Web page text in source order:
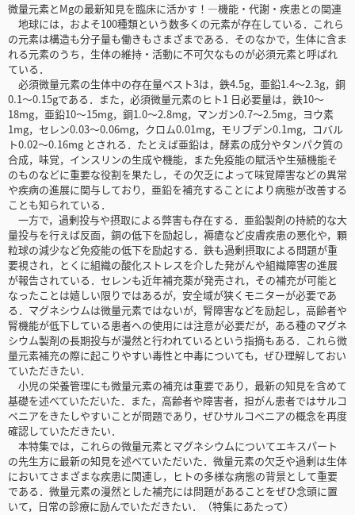
微量元素とMgの最新知見を臨床に活かす！―機能・代謝・疾患との関連
地球には，およそ100種類という数多くの元素が存在している．これら
の元素は構造も分子量も働きもさまざまである．そのなかで，生体に含ま
れる元素のうち，生体の維持・活動に不可欠なものが必須元素と呼ばれ
ている．
必須微量元素の生体中の存在量ベスト3は，鉄4.5g，亜鉛1.4～2.3g，銅
0.1～0.15gである．また，必須微量元素のヒト1 日必要量は，鉄10～
18mg，亜鉛10～15mg，銅1.0～2.8mg，マンガン0.7～2.5mg，ヨウ素
1mg，セレン0.03～0.06mg，クロム0.01mg，モリブデン0.1mg，コバル
ト0.02～0.16mg とされる．たとえば亜鉛は，酵素の成分やタンパク質の
合成，味覚，インスリンの生成や機能，また免疫能の賦活や生殖機能そ
のものなどに重要な役割を果たし，その欠乏によって味覚障害などの異常
や疾病の進展に関与しており，亜鉛を補充することにより病態が改善する
ことも知られている．
一方で，過剰投与や摂取による弊害も存在する．亜鉛製剤の持続的な大
量投与を行えば反面，銅の低下を励起し，褥瘡など皮膚疾患の悪化や，顆
粒球の減少など免疫能の低下を励起する．鉄も過剰摂取による問題が重
要視され，とくに組織の酸化ストレスを介した発がんや組織障害の進展
が報告されている．セレンも近年補充薬が発売され，その補充が可能と
なったことは嬉しい限りではあるが，安全域が狭くモニターが必要であ
る．マグネシウムは微量元素ではないが，腎障害などを励起し，高齢者や
腎機能が低下している患者への使用には注意が必要だが，ある種のマグネ
シウム製剤の長期投与が漫然と行われているという指摘もある．これら微
量元素補充の際に起こりやすい毒性と中毒についても，ぜひ理解しておい
ていただきたい．
小児の栄養管理にも微量元素の補充は重要であり，最新の知見を含めて
基礎を述べていただいた．また，高齢者や障害者，担がん患者ではサルコ
ペニアをきたしやすいことが問題であり，ぜひサルコペニアの概念を再度
確認していただきたい．
本特集では，これらの微量元素とマグネシウムについてエキスパート
の先生方に最新の知見を述べていただいた．微量元素の欠乏や過剰は生体
においてさまざまな疾患に関連し，ヒトの多様な病態の背景として重要
である．微量元素の漫然とした補充には問題があることをぜひ念頭に置
いて，日常の診療に励んでいただきたい．（特集にあたって）